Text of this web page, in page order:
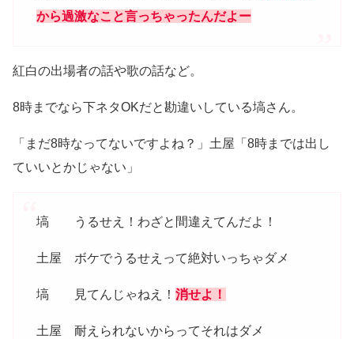
から過激なこと言っちゃったんだよー
紅白の出場者の話や歌の話など。
8時までなら下ネタOKだと勘違いしている塙さん。
「まだ8時なってないですよね？」土屋「8時までは出し
ていいとかじゃない」
塙 うるせえ！わざと間違えてんだよ！
土屋 ボケでうるせえって絶対いっちゃダメ
塙 見てんじゃねえ！ 消せよ！
土屋 耐えられないからってそれはダメ